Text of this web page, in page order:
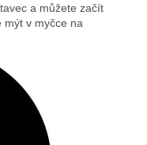
a můžete začít
mýt v myčce na